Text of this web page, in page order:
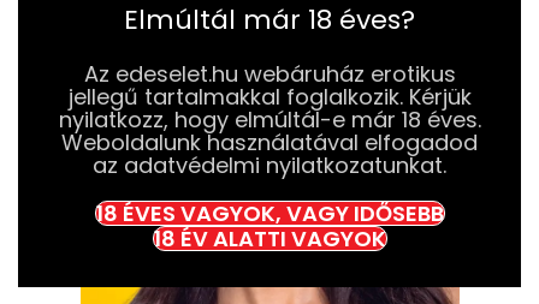
Elmúltál már 18 éves?
Az edeselet.hu webáruház erotikus
jellegű tartalmakkal foglalkozik. Kérjük
nyilatkozz, hogy elmúltál-e már 18 éves.
Weboldalunk használatával elfogadod
az adatvédelmi nyilatkozatunkat.
18 ÉVES VAGYOK, VAGY IDŐSEBB
18 ÉV ALATTI VAGYOK